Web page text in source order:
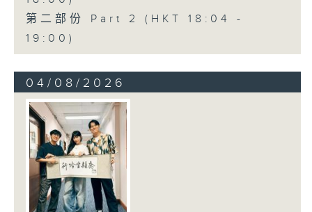
第二部份 Part 2 (HKT 18:04 -
19:00)
04/08/2026